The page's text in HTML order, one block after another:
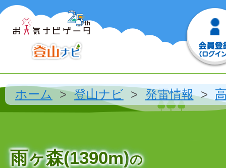
ホーム 登山ナビ 発雷情報
雨ヶ森(1390m)の